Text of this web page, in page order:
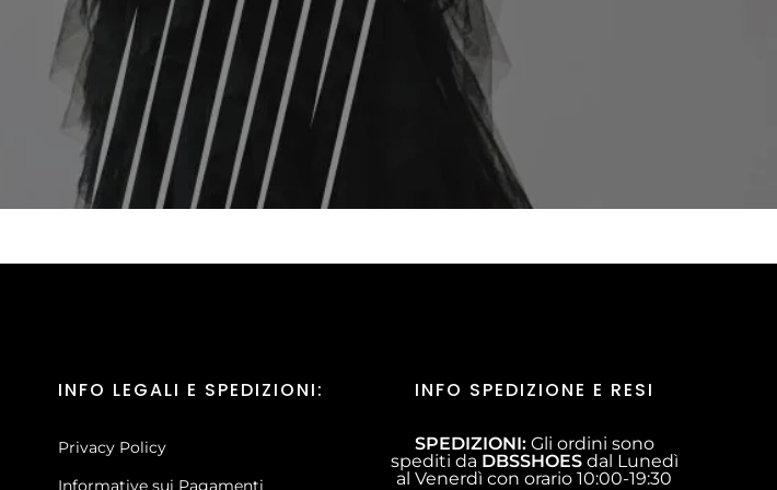
INFO LEGALI E SPEDIZIONI:
Privacy Policy
Informative sui Pagamenti
INFO SPEDIZIONE E RESI
SPEDIZIONI:Gli ordini sono
spediti da DBSSHOESdal Lunedì
al Venerdì con orario 10:00-19:30